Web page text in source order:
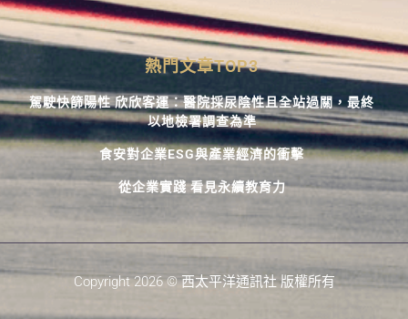
熱門文章TOP3
駕駛快篩陽性 欣欣客運：醫院採尿陰性且全站過關，最終
以地檢署調查為準
食安對企業ESG與產業經濟的衝擊
從企業實踐 看見永續教育力
Copyright 2026 © 西太平洋通訊社 版權所有